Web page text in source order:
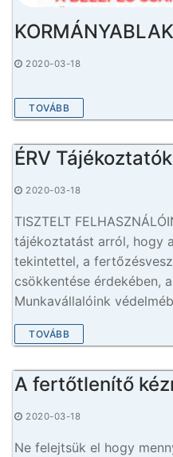
KORMÁNYABLAK
2020-03-18
TOVÁBB
ÉRV Tájékoztatók
2020-03-18
TISZTELT
tájékoztatást arról, hogy
tekintettel, a
csökkentése érdekében,
Munkavállalóink
TOVÁBB
A fertőtlenítő
2020-03-18
Ne felejtsük el hogy